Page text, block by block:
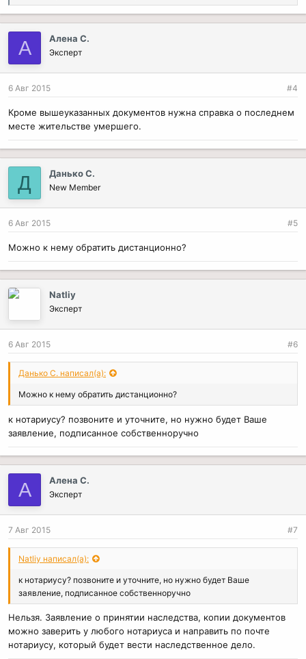
и
п
а
и
и
А Алена С.
Эксперт
6 Авг 2015 #4
Кроме вышеуказанных документов нужна справка о последнем
месте жительстве умершего.
Д Данько С.
New Member
6 Авг 2015 #5
Можно к нему обратить дистанционно?
Natliy
Эксперт
6 Авг 2015 #6
Данько С. написал(а):
Можно к нему обратить дистанционно?
к нотариусу? позвоните и уточните, но нужно будет Ваше
заявление, подписанное собственноручно
А Алена С.
Эксперт
7 Авг 2015 #7
Natliy написал(а):
к нотариусу? позвоните и уточните, но нужно будет Ваше
заявление, подписанное собственноручно
Нельзя. Заявление о принятии наследства, копии документов
можно заверить у любого нотариуса и направить по почте
нотариусу, который будет вести наследственное дело.